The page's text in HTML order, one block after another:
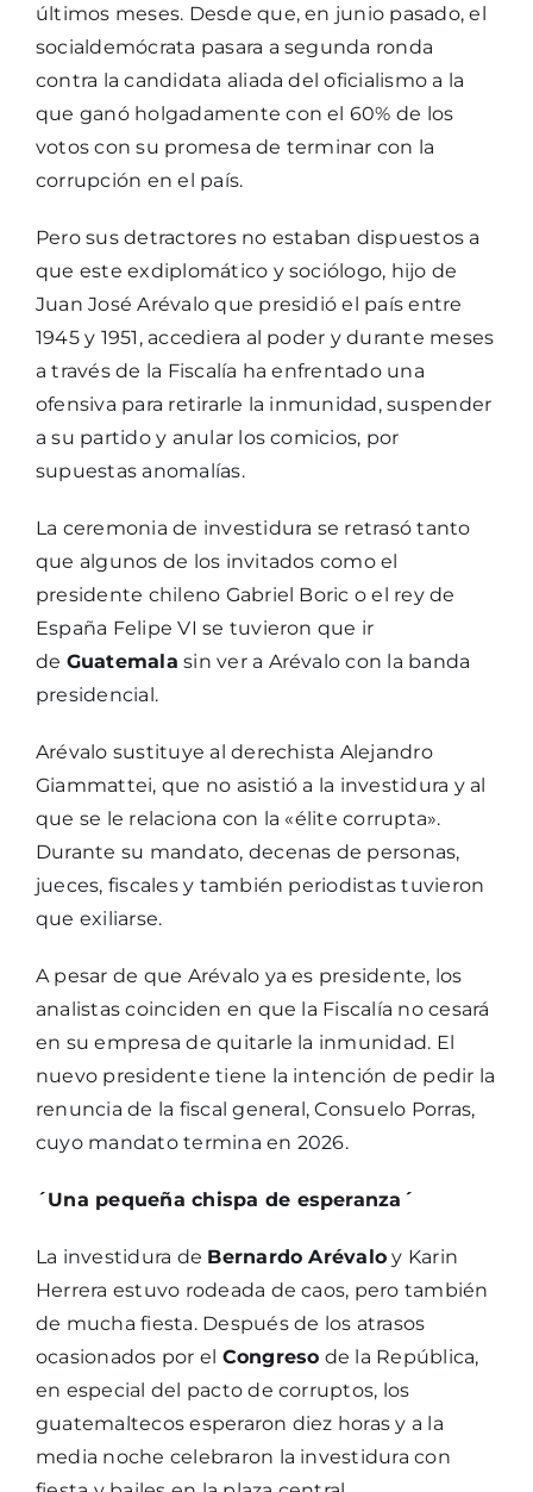
últimos meses. Desde que, en junio pasado, el
socialdemócrata pasara a segunda ronda
contra la candidata aliada del oficialismo a la
que ganó holgadamente con el 60% de los
votos con su promesa de terminar con la
corrupción en el país.
Pero sus detractores no estaban dispuestos a
que este exdiplomático y sociólogo, hijo de
Juan José Arévalo que presidió el país entre
1945 y 1951, accediera al poder y durante meses
a través de la Fiscalía ha enfrentado una
ofensiva para retirarle la inmunidad, suspender
a su partido y anular los comicios, por
supuestas anomalías.
La ceremonia de investidura se retrasó tanto
que algunos de los invitados como el
presidente chileno Gabriel Boric o el rey de
España Felipe VI se tuvieron que ir
de Guatemala sin ver a Arévalo con la banda
presidencial.
Arévalo sustituye al derechista Alejandro
Giammattei, que no asistió a la investidura y al
que se le relaciona con la «élite corrupta».
Durante su mandato, decenas de personas,
jueces, fiscales y también periodistas tuvieron
que exiliarse.
A pesar de que Arévalo ya es presidente, los
analistas coinciden en que la Fiscalía no cesará
en su empresa de quitarle la inmunidad. El
nuevo presidente tiene la intención de pedir la
renuncia de la fiscal general, Consuelo Porras,
cuyo mandato termina en 2026.
´Una pequeña chispa de esperanza´
La investidura de Bernardo Arévalo y Karin
Herrera estuvo rodeada de caos, pero también
de mucha fiesta. Después de los atrasos
ocasionados por el Congreso de la República,
en especial del pacto de corruptos, los
guatemaltecos esperaron diez horas y a la
media noche celebraron la investidura con